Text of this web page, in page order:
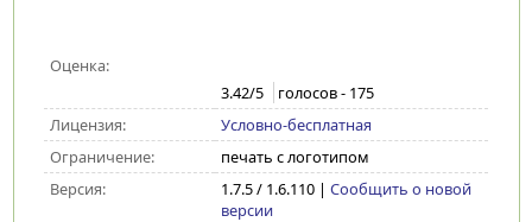
Оценка:
3.42/5 голосов - 175
Лицензия:
Условно-бесплатная
Ограничение:
печать с логотипом
Версия:
1.7.5 / 1.6.110| Сообщить о новой
версии